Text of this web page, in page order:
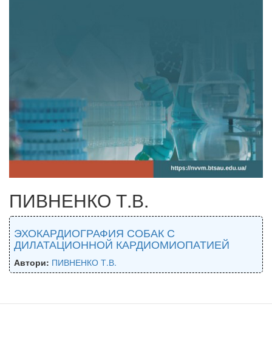
ПИВНЕНКО Т.В.
ЭХОКАРДИОГРАФИЯ СОБАК С
ДИЛАТАЦИОННОЙ КАРДИОМИОПАТИЕЙ
Автори: ПИВНЕНКО Т.В.